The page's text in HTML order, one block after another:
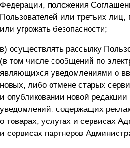
Федерации, положения
Пользователей или третьих лиц,
или угрожать безопасности;
в) осуществлять рассылку
(в том числе сообщений по
являющихся уведомлениями о
новых, либо отмене старых
и опубликовании новой
уведомлений, содержащих
о товарах, услугах и сервисах
и сервисах партнеров